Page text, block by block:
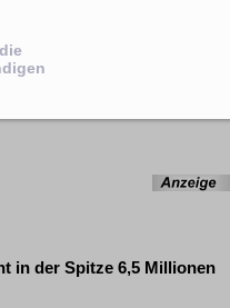
in der Spitze 6,5 Millionen